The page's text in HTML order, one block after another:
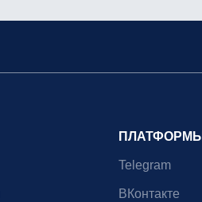
ПЛАТФОРМЫ
Telegram
ВКонтакте